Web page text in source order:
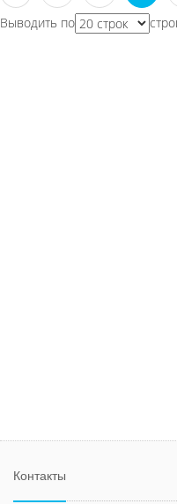
Выводить по
Контакты